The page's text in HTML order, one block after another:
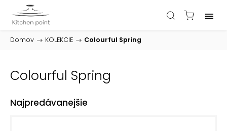
Domov / KOLEKCIE / Colourful Spring
Colourful Spring
Najpredávanejšie